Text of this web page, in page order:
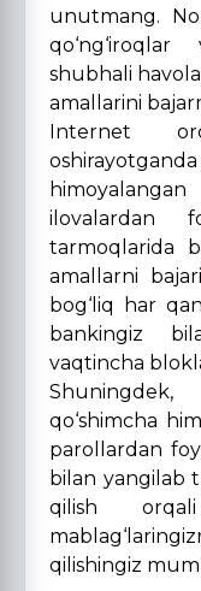
unutmang.
shubhali
amallarini
Internet
ilovalardan
tarmoqlarida
amallarni
bog‘liq har
bankingiz
vaqtincha
qo‘shimcha
parollardan
bilan yangilab
qilish
qilishingiz